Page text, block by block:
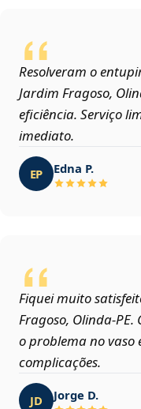
Resolveram o
Jardim Fragoso,
eficiência. Serviço
imediato.
EP Edna P.
Fiquei muito
Fragoso,
o problema no vaso
complicações.
JD Jorge D.